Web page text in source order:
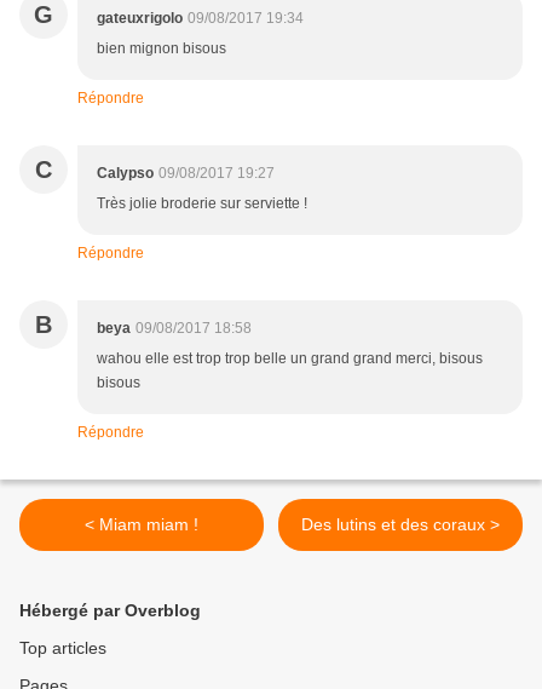
G gateuxrigolo 09/08/2017 19:34
bien mignon bisous
Répondre
C Calypso 09/08/2017 19:27
Très jolie broderie sur serviette !
Répondre
B beya 09/08/2017 18:58
wahou elle est trop trop belle un grand grand merci, bisous
bisous
Répondre
< Miam miam ! Des lutins et des coraux >
Hébergé par Overblog
Top articles